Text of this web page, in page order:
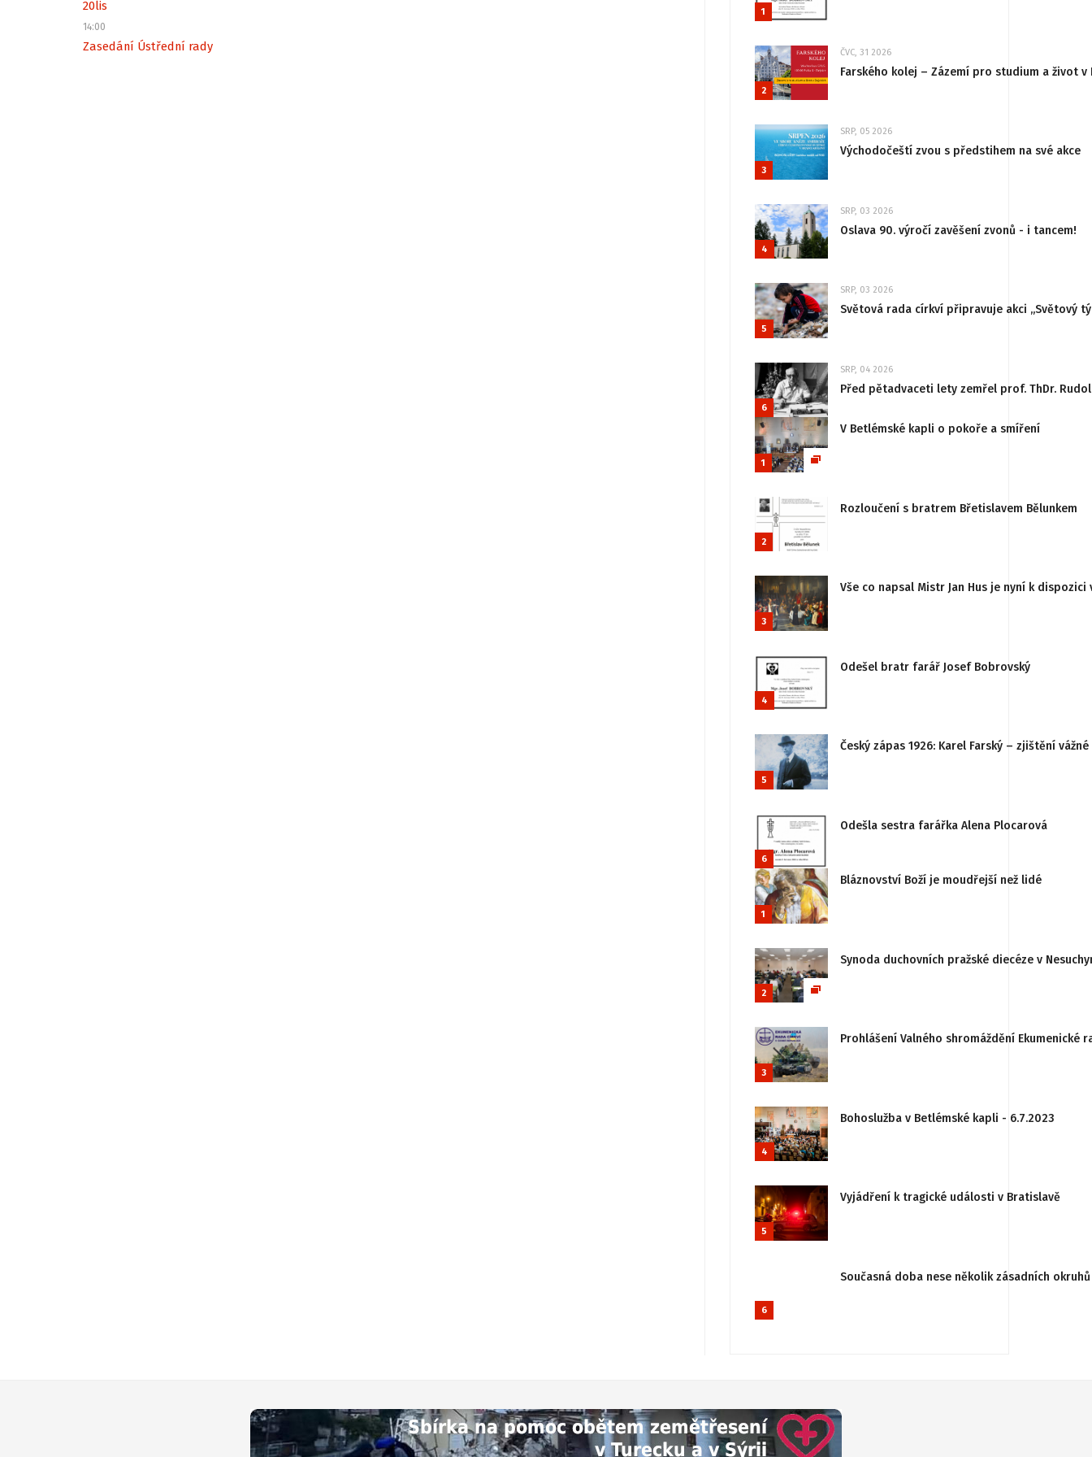
20lis
14:00
Zasedání Ústřední rady
1
2
ČVC, 31 2026
Farského kolej – Zázemí pro studium a život v
3
SRP, 05 2026
Východočeští zvou s předstihem na své akce
4
SRP, 03 2026
Oslava 90. výročí zavěšení zvonů - i tancem!
5
SRP, 03 2026
Světová rada církví připravuje akci „Světový
6
SRP, 04 2026
Před pětadvaceti lety zemřel prof. ThDr.
1
V Betlémské kapli o pokoře a smíření
2
Rozloučení s bratrem Břetislavem Bělunkem
3
Vše co napsal Mistr Jan Hus je nyní k
4
Odešel bratr farář Josef Bobrovský
5
Český zápas 1926: Karel Farský – zjištění
6
Odešla sestra farářka Alena Plocarová
1
Bláznovství Boží je moudřejší než lidé
2
Synoda duchovních pražské diecéze v
3
Prohlášení Valného shromáždění
4
Bohoslužba v Betlémské kapli - 6.7.2023
5
Vyjádření k tragické události v Bratislavě
6
Současná doba nese několik zásadních